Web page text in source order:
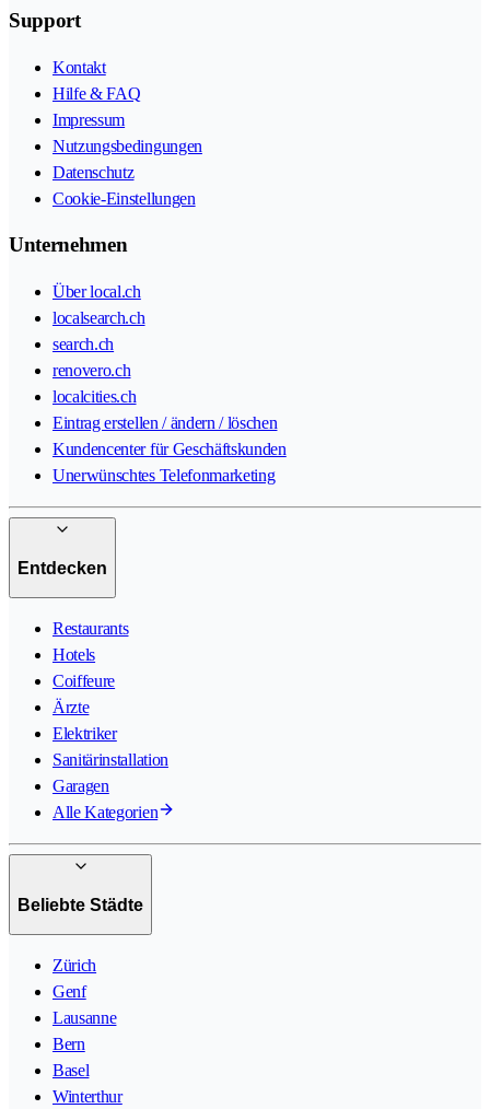
Support
Kontakt
Hilfe & FAQ
Impressum
Nutzungsbedingungen
Datenschutz
Cookie-Einstellungen
Unternehmen
Über local.ch
localsearch.ch
search.ch
renovero.ch
localcities.ch
Eintrag erstellen / ändern / löschen
Kundencenter für Geschäftskunden
Unerwünschtes Telefonmarketing
Entdecken
Restaurants
Hotels
Coiffeure
Ärzte
Elektriker
Sanitärinstallation
Garagen
Alle Kategorien
Beliebte Städte
Zürich
Genf
Lausanne
Bern
Basel
Winterthur